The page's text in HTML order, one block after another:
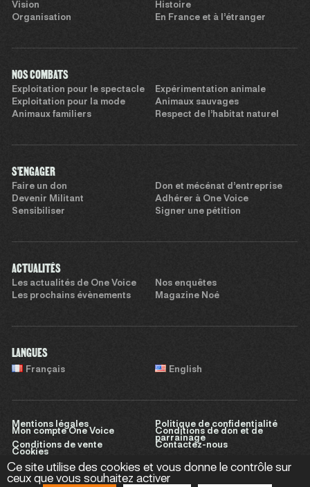
Vision
Histoire
Organisation
En France et à l’étranger
NOS COMBATS
Exploitation pour le spectacle
Expérimentation animale
Exploitation pour la mode
Animaux sauvages
Animaux familiers
Respect de l’habitat naturel
S'ENGAGER
Faire un don
Don et mécénat d’entreprise
Devenir Militant
Adhérer à One Voice
Sensibiliser
Signer une pétition
ACTUALITÉS
Les actualités de One Voice
Nos enquêtes
Les prochains évènements
Magazine Noé
LANGUES
Français English
Mentions légales
Politique de confidentialité
Mon compte One Voice
Conditions de don et de
parrainage
Conditions de vente
Contactez-nous
Cookies
Ce site utilise des cookies et vous donne le contrôle sur
ceux que vous souhaitez activer